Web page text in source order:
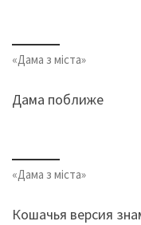
«Дама з міста»
Дама поближе
«Дама з міста»
Кошачья версия